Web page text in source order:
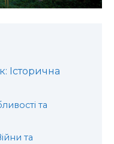
Історична
та
та